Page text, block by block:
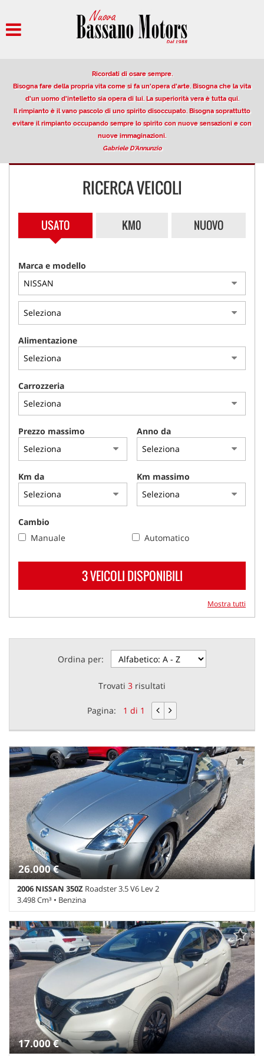
PARCO AUTO
AUTO IN VETRINA
OFFERTE NOLEGGIO LUNGO
NLT
NOLEGGIO A BREVE TERMINE
ASSISTENZA
CONTATTI
PROMO FINANZIAMENTI
IL SABATO POMERIGGIO
Ricordati di osare sempre.
Bisogna fare della propria vita come si fa un'opera d'arte. Bisogna che la vita
d'un uomo d'intelletto sia opera di lui. La superiorità vera è tutta qui.
Il rimpianto è il vano pascolo di uno spirito disoccupato. Bisogna soprattutto
evitare il rimpianto occupando sempre lo spirito con nuove sensazioni e con
nuove immaginazioni.
Gabriele D'Annunzio
RICERCA VEICOLI
USATO KM0 NUOVO
Marca e modello
Alimentazione
Carrozzeria
Prezzo massimo Anno da
Km da Km massimo
Cambio
Manuale
Automatico
3 VEICOLI DISPONIBILI
Mostra tutti
Ordina per:
Trovati 3 risultati
Pagina: 1 di 1
26.000 €
2006 NISSAN 350Z Roadster 3.5 V6 Lev 2
3.498 Cm³ • Benzina
60.892 Km • Cambio Manuale (6) • Argento metallizzato • 2 Porte •
ABS • Airbag • Airbag laterali • Airbag Passeggero • Alzacristalli
elettrici • Antifurto • Autoradio • Boardcomputer • Cerchi in lega •
Chiusura centralizzata • Climatizzatore • Controllo automatico
clima • Controllo trazione • Cronologia tagliandi • Cruise Control •
ESP • Fari Xenon • Fendinebbia • Immobilizzatore elettronico •
Interni in pelle • Lettore CD • Regolazione elettrica sedili • Ruotino
• Servosterzo • Sound system • Specchietti laterali elettrici •
Volante in pelle • Volante multifunzione
17.000 €